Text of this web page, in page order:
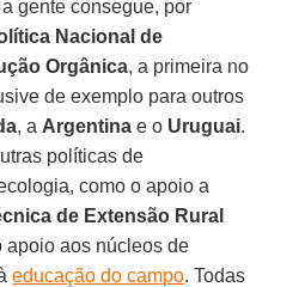
gente consegue, por
Nacional de
Orgânica, a primeira no
de exemplo para outros
, a Argentina e o Uruguai.
políticas de
como o apoio a
de Extensão Rural
apoio aos núcleos de
educação do campo. Todas